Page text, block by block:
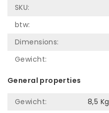
SKU:
btw:
Dimensions:
Gewicht:
General properties
Gewicht:
8,5 Kg